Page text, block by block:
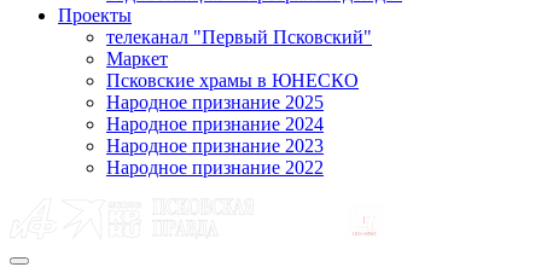
Проекты
телеканал "Первый Псковский"
Маркет
Псковские храмы в ЮНЕСКО
Народное признание 2025
Народное признание 2024
Народное признание 2023
Народное признание 2022